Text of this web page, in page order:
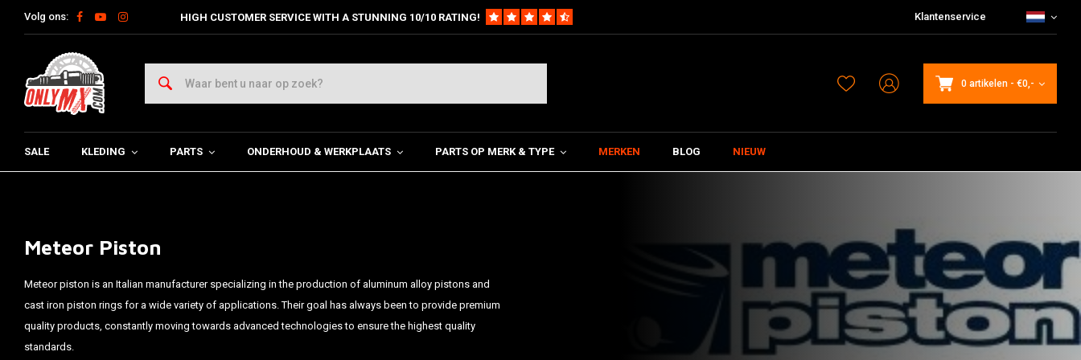
Volg ons: HIGH CUSTOMER SERVICE WITH A STUNNING 10/10 RATING! Klantenservice
0 artikelen - €0,-
SALE KLEDING PARTS ONDERHOUD & WERKPLAATS PARTS OP MERK & TYPE MERKEN BLOG NIEUW
Meteor Piston
Meteor piston is an Italian manufacturer specializing in the production of aluminum alloy pistons and
cast iron piston rings for a wide variety of applications. Their goal has always been to provide premium
quality products, constantly moving towards advanced technologies to ensure the highest quality
standards.